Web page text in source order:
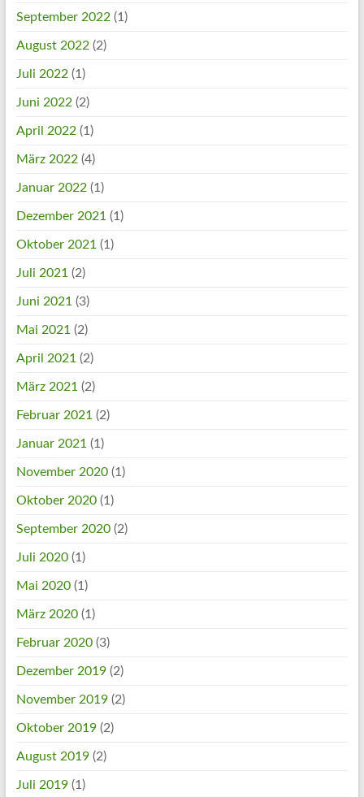
September 2022(1)
August 2022(2)
Juli 2022(1)
Juni 2022(2)
April 2022(1)
März 2022(4)
Januar 2022(1)
Dezember 2021 (1)
Oktober 2021 (1)
Juli 2021 (2)
Juni 2021 (3)
Mai 2021 (2)
April 2021 (2)
März 2021 (2)
Februar 2021 (2)
Januar 2021 (1)
November 2020(1)
Oktober 2020(1)
September 2020(2)
Juli 2020(1)
Mai 2020(1)
März 2020(1)
Februar 2020(3)
Dezember 2019(2)
November 2019(2)
Oktober 2019(2)
August 2019(2)
Juli 2019(1)